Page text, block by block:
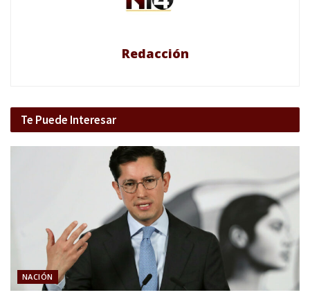
Redacción
Te Puede Interesar
NACIÓN